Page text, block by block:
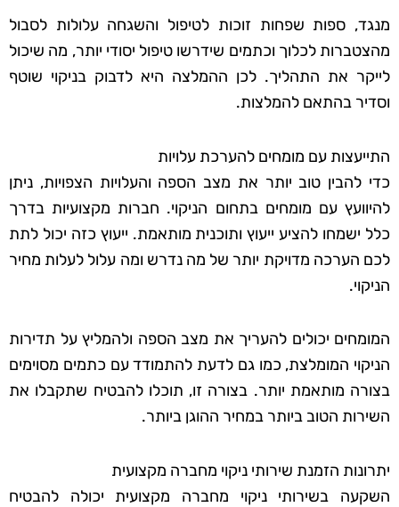
מנגד, ספות שפחות זוכות לטיפול והשגחה עלולות לסבול
מהצטברות לכלוך וכתמים שידרשו טיפול יסודי יותר, מה שיכול
לייקר את התהליך. לכן ההמלצה היא לדבוק בניקוי שוטף
וסדיר בהתאם להמלצות.
התייעצות עם מומחים להערכת עלויות
כדי להבין טוב יותר את מצב הספה והעלויות הצפויות, ניתן
להיוועץ עם מומחים בתחום הניקוי. חברות מקצועיות בדרך
כלל ישמחו להציע ייעוץ ותוכנית מותאמת. ייעוץ כזה יכול לתת
לכם הערכה מדויקת יותר של מה נדרש ומה עלול לעלות מחיר
הניקוי.
המומחים יכולים להעריך את מצב הספה ולהמליץ על תדירות
הניקוי המומלצת, כמו גם לדעת להתמודד עם כתמים מסוימים
בצורה מותאמת יותר. בצורה זו, תוכלו להבטיח שתקבלו את
השירות הטוב ביותר במחיר ההוגן ביותר.
יתרונות הזמנת שירותי ניקוי מחברה מקצועית
השקעה בשירותי ניקוי מחברה מקצועית יכולה להבטיח